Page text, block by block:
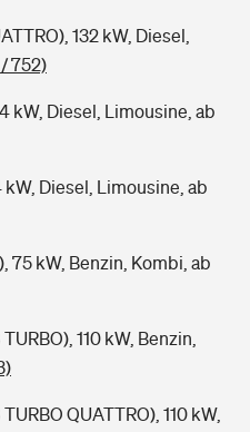
132 kW, Diesel,
752)
kW, Diesel, Limousine, ab
kW, Diesel, Limousine, ab
75 kW, Benzin, Kombi, ab
110 kW, Benzin,
QUATTRO), 110 kW,